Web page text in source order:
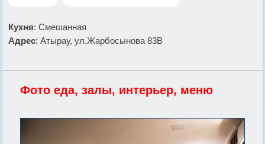
Кухня: Смешанная
Адрес: Атырау, ул.Жарбосынова 83B
Фото еда, залы, интерьер, меню